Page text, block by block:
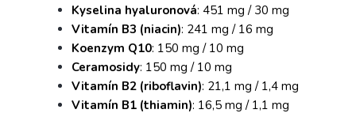
Kyselina hyaluronová: 451 mg / 30 mg
Vitamín B3 (niacin): 241 mg / 16 mg
Koenzym Q10: 150 mg / 10 mg
Ceramosidy: 150 mg / 10 mg
Vitamín B2 (riboflavin): 21,1 mg / 1,4 mg
Vitamín B1 (thiamin): 16,5 mg / 1,1 mg